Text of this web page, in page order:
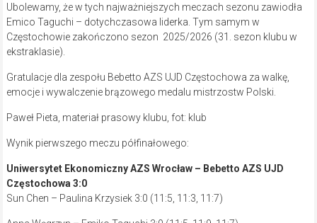
Ubolewamy, że w tych najważniejszych meczach sezonu zawiodła
Emico Taguchi – dotychczasowa liderka. Tym samym w
Częstochowie zakończono sezon 2025/2026 (31. sezon klubu w
ekstraklasie).
Gratulacje dla zespołu Bebetto AZS UJD Częstochowa za walkę,
emocje i wywalczenie brązowego medalu mistrzostw Polski.
Paweł Pieta, materiał prasowy klubu, fot: klub
Wynik pierwszego meczu półfinałowego:
Uniwersytet Ekonomiczny AZS Wrocław – Bebetto AZS UJD
Częstochowa 3:0
Sun Chen – Paulina Krzysiek 3:0 (11:5, 11:3, 11:7)